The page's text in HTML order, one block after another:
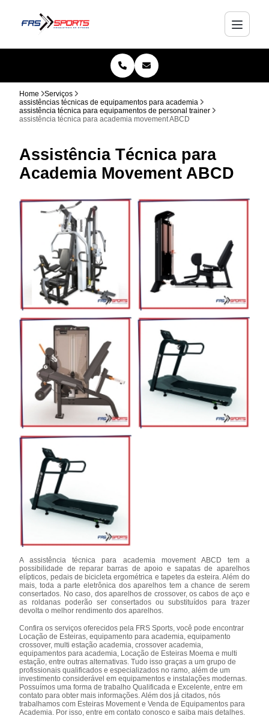
Home
Serviços
assistências técnicas de equipamentos para academia
assistência técnica para equipamentos de personal trainer
assistência técnica para academia movement ABCD
Assistência Técnica para
Academia Movement ABCD
A assistência técnica para academia movement ABCD tem a
possibilidade de reparar barras de apoio e sapatas de aparelhos
elípticos, pedais de bicicleta ergométrica e tapetes da esteira. Além do
mais, toda a parte eletrônica dos aparelhos tem a chance de serem
consertados. No caso, dos aparelhos de crossover, os cabos de aço e
as roldanas poderão ser consertados ou substituídos para trazer
devolta o melhor rendimento dos aparelhos.
Confira os serviços oferecidos pela FRS Sports, você pode encontrar
Locação de Esteiras, equipamento para academia, equipamento
crossover, multi estação academia, crossover academia,
equipamentos para academia, Locação de Esteiras Moema e multi
estação, entre outras alternativas. Tudo isso graças a um grupo de
profissionais qualificados e especializados no ramo, além de um
investimento considerável em equipamentos e instalações modernas.
Possuímos uma forma de trabalho Qualificada e Excelente, entre em
contato para obter mais informações. Além dos já citados, nós
trabalhamos com Esteiras Movement e Venda de Equipamentos para
Academia. Por isso, entre em contato conosco e saiba mais detalhes.